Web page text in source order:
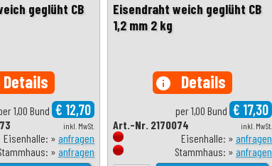
geglüht CB
Details
1,00 Bund € 12,70
inkl. MwSt.
Eisenhalle: » anfragen
» anfragen
Eisendraht weich geglüht CB
1,2 mm 2 kg
info Details
per 1,00 Bund € 17,30
inkl. MwSt.
Art.-Nr. 2170074
Eisenhalle: » anfragen
Stammhaus: » anfragen